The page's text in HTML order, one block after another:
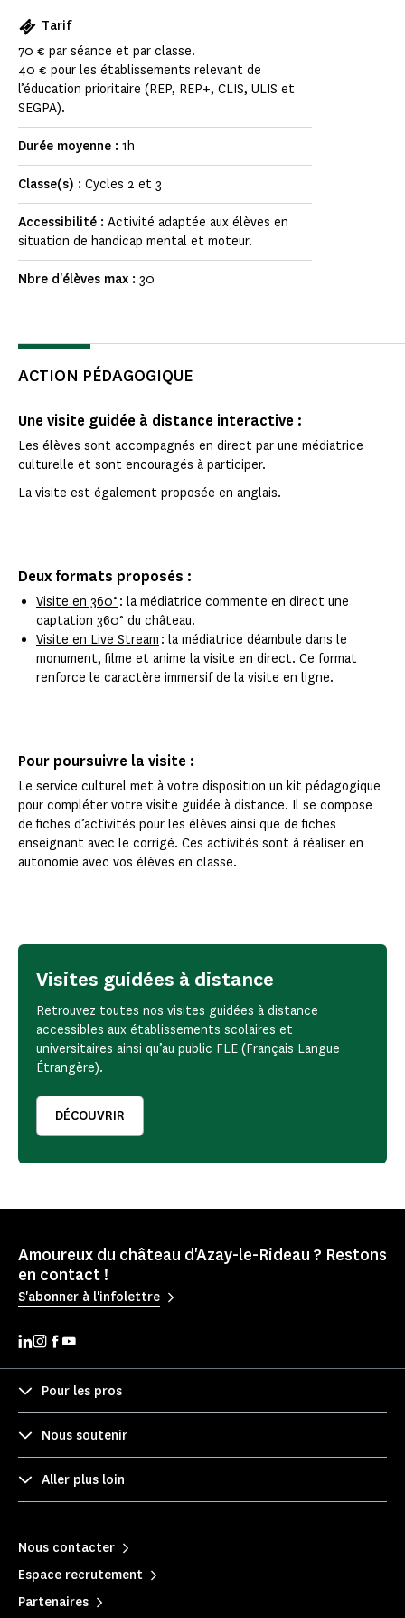
Tarif
70 € par séance et par classe.
40 € pour les établissements relevant de
l’éducation prioritaire (REP, REP+, CLIS, ULIS et
SEGPA).
Durée moyenne : 1h
Classe(s) : Cycles 2 et 3
Accessibilité : Activité adaptée aux élèves en
situation de handicap mental et moteur.
Nbre d'élèves max : 30
ACTION PÉDAGOGIQUE
Une visite guidée à distance interactive :
Les élèves sont accompagnés en direct par une médiatrice
culturelle et sont encouragés à participer.
La visite est également proposée en anglais.
Deux formats proposés :
Visite en 360° : la médiatrice commente en direct une
captation 360° du château.
Visite en Live Stream : la médiatrice déambule dans le
monument, filme et anime la visite en direct. Ce format
renforce le caractère immersif de la visite en ligne.
Pour poursuivre la visite :
Le service culturel met à votre disposition un kit pédagogique
pour compléter votre visite guidée à distance. Il se compose
de fiches d’activités pour les élèves ainsi que de fiches
enseignant avec le corrigé. Ces activités sont à réaliser en
autonomie avec vos élèves en classe.
Visites guidées à distance
Retrouvez toutes nos visites guidées à distance
accessibles aux établissements scolaires et
universitaires ainsi qu’au public FLE (Français Langue
Étrangère).
DÉCOUVRIR
Amoureux du château d'Azay-le-Rideau ? Restons
en contact !
S'abonner à l'infolettre
Pour les pros
Nous soutenir
Aller plus loin
Nous contacter
Espace recrutement
Partenaires